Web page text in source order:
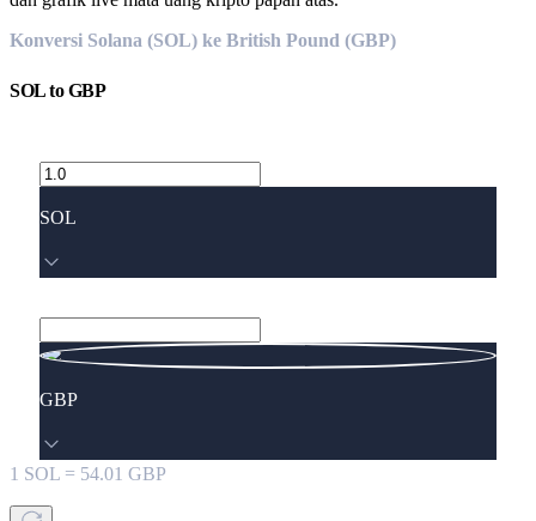
Konversi Solana (SOL) ke British Pound (GBP)
SOLtoGBP
SOL
GBP
1 SOL = 54.01 GBP